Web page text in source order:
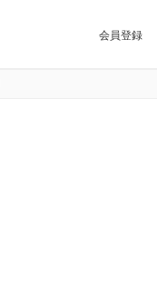
会員登録